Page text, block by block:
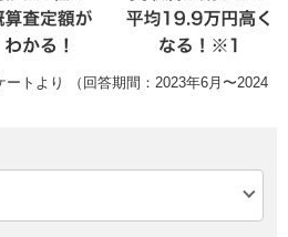
トより （回答期間：2023年6月〜2024